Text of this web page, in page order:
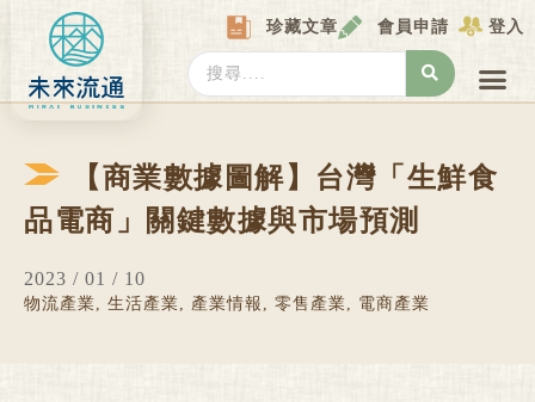
content
珍藏文章 會員申請 登入
Search
...
【商業數據圖解】台灣「生鮮食
品電商」關鍵數據與市場預測
2023 / 01 / 10
物流產業, 生活產業, 產業情報 , 零售產業, 電商產業